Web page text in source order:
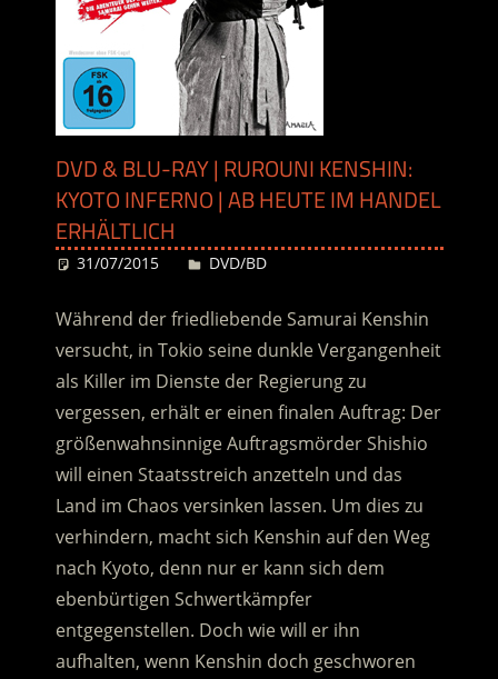
DVD & BLU-RAY | RUROUNI KENSHIN:
KYOTO INFERNO | AB HEUTE IM HANDEL
ERHÄLTLICH
31/07/2015 Desiree
DVD/BD
Während der friedliebende Samurai Kenshin
versucht, in Tokio seine dunkle Vergangenheit
als Killer im Dienste der Regierung zu
vergessen, erhält er einen finalen Auftrag: Der
größenwahnsinnige Auftragsmörder Shishio
will einen Staatsstreich anzetteln und das
Land im Chaos versinken lassen. Um dies zu
verhindern, macht sich Kenshin auf den Weg
nach Kyoto, denn nur er kann sich dem
ebenbürtigen Schwertkämpfer
entgegenstellen. Doch wie will er ihn
aufhalten, wenn Kenshin doch geschworen